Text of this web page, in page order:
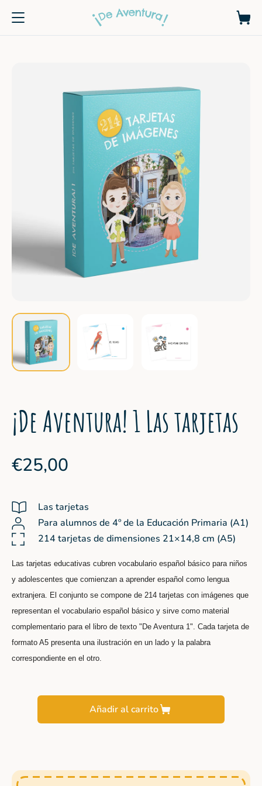
¡De Aventura! 1 Las tarjetas
€25,00
Las tarjetas
Para alumnos de 4º de la Educación Primaria (A1)
214 tarjetas de dimensiones 21×14,8 cm (A5)
Las tarjetas educativas cubren vocabulario español básico para niños
y adolescentes que comienzan a aprender español como lengua
extranjera. El conjunto se compone de 214 tarjetas con imágenes que
representan el vocabulario español básico y sirve como material
complementario para el libro de texto "De Aventura 1". Cada tarjeta de
formato A5 presenta una ilustración en un lado y la palabra
correspondiente en el otro.
Añadir al carrito